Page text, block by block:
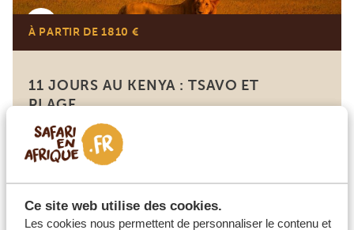
Ce site web utilise des cookies.
Les cookies nous permettent de personnaliser le contenu et
Kenya
À PARTIR DE 1810 €
11 JOURS AU KENYA : TSAVO ET
PLAGE
Frisson des safaris de jour et de nuit
Plages paradisiaques
3 jours Mombasa